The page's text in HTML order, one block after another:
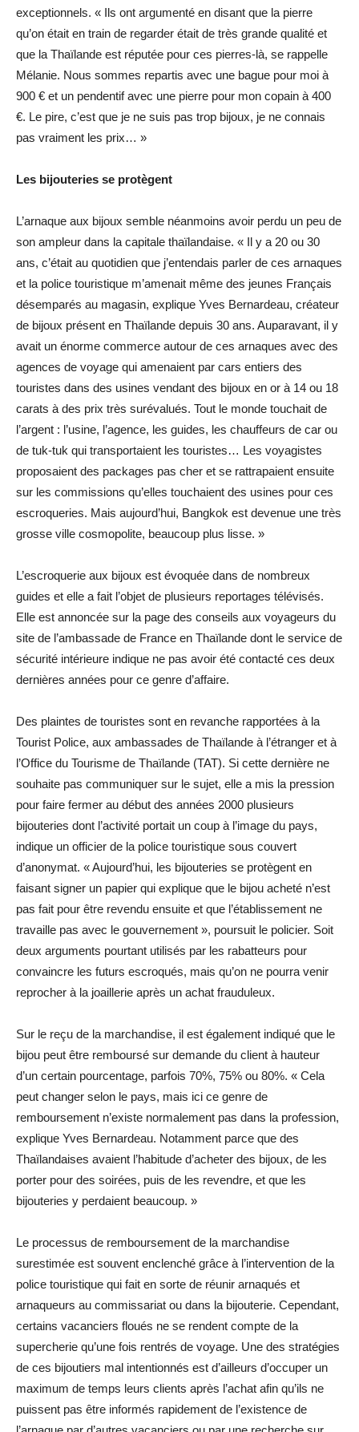
exceptionnels. « Ils ont argumenté en disant que la pierre
qu’on était en train de regarder était de très grande qualité et
que la Thaïlande est réputée pour ces pierres-là, se rappelle
Mélanie. Nous sommes repartis avec une bague pour moi à
900 € et un pendentif avec une pierre pour mon copain à 400
€. Le pire, c’est que je ne suis pas trop bijoux, je ne connais
pas vraiment les prix… »
Les bijouteries se protègent
L’arnaque aux bijoux semble néanmoins avoir perdu un peu de
son ampleur dans la capitale thaïlandaise. « Il y a 20 ou 30
ans, c’était au quotidien que j’entendais parler de ces arnaques
et la police touristique m’amenait même des jeunes Français
désemparés au magasin, explique Yves Bernardeau, créateur
de bijoux présent en Thaïlande depuis 30 ans. Auparavant, il y
avait un énorme commerce autour de ces arnaques avec des
agences de voyage qui amenaient par cars entiers des
touristes dans des usines vendant des bijoux en or à 14 ou 18
carats à des prix très surévalués. Tout le monde touchait de
l’argent : l’usine, l’agence, les guides, les chauffeurs de car ou
de tuk-tuk qui transportaient les touristes… Les voyagistes
proposaient des packages pas cher et se rattrapaient ensuite
sur les commissions qu’elles touchaient des usines pour ces
escroqueries. Mais aujourd’hui, Bangkok est devenue une très
grosse ville cosmopolite, beaucoup plus lisse. »
L’escroquerie aux bijoux est évoquée dans de nombreux
guides et elle a fait l’objet de plusieurs reportages télévisés.
Elle est annoncée sur la page des conseils aux voyageurs du
site de l’ambassade de France en Thaïlande dont le service de
sécurité intérieure indique ne pas avoir été contacté ces deux
dernières années pour ce genre d’affaire.
Des plaintes de touristes sont en revanche rapportées à la
Tourist Police, aux ambassades de Thaïlande à l’étranger et à
l’Office du Tourisme de Thaïlande (TAT). Si cette dernière ne
souhaite pas communiquer sur le sujet, elle a mis la pression
pour faire fermer au début des années 2000 plusieurs
bijouteries dont l’activité portait un coup à l’image du pays,
indique un officier de la police touristique sous couvert
d’anonymat. « Aujourd’hui, les bijouteries se protègent en
faisant signer un papier qui explique que le bijou acheté n’est
pas fait pour être revendu ensuite et que l’établissement ne
travaille pas avec le gouvernement », poursuit le policier. Soit
deux arguments pourtant utilisés par les rabatteurs pour
convaincre les futurs escroqués, mais qu’on ne pourra venir
reprocher à la joaillerie après un achat frauduleux.
Sur le reçu de la marchandise, il est également indiqué que le
bijou peut être remboursé sur demande du client à hauteur
d’un certain pourcentage, parfois 70%, 75% ou 80%. « Cela
peut changer selon le pays, mais ici ce genre de
remboursement n’existe normalement pas dans la profession,
explique Yves Bernardeau. Notamment parce que des
Thaïlandaises avaient l’habitude d’acheter des bijoux, de les
porter pour des soirées, puis de les revendre, et que les
bijouteries y perdaient beaucoup. »
Le processus de remboursement de la marchandise
surestimée est souvent enclenché grâce à l’intervention de la
police touristique qui fait en sorte de réunir arnaqués et
arnaqueurs au commissariat ou dans la bijouterie. Cependant,
certains vacanciers floués ne se rendent compte de la
supercherie qu’une fois rentrés de voyage. Une des stratégies
de ces bijoutiers mal intentionnés est d’ailleurs d’occuper un
maximum de temps leurs clients après l’achat afin qu’ils ne
puissent pas être informés rapidement de l’existence de